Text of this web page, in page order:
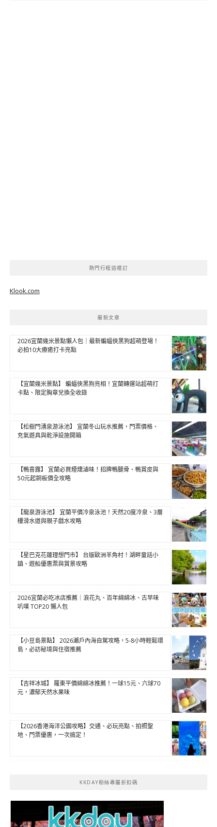
熱門行程這裡訂
Klook.com
最新文章
2026宜蘭幾米景點懶人包｜最新蝙蝠俠黑狗超萌登場！
必拍10大療癒打卡亮點
【宜蘭幾米景點】 蝙蝠俠黑狗亮相！宜蘭轉運站超萌打
卡點、限定胸章兌換全收錄
【松樹門湧泉游泳池】 宜蘭冬山玩水推薦，門票價格、
充氣遊具與乾淨設施開箱
【鴨喜露】 宜蘭必買煙燻滷味！招牌鴨腿骨、鴨賞皮與
50元起銅板價全攻略
【龍泉游泳池】 宜蘭平價冷泉泳池！天然20度冷泉、3層
樓滑水道與親子戲水攻略
【星巴克花蓮理想門市】 台版歐洲羊角村！湖畔童話小
鎮、遊船優惠票與賞景攻略
2026宜蘭必吃冰店推薦｜浪花丸、百年綿綿冰、古早味
叭噗 TOP20 懶人包
【小豆島景點】 2026瀨戶內海自駕攻略，5-8小時輕鬆環
島，必訪秘境與住宿推薦
【吉祥冰城】 羅東平價綿綿冰推薦！一球15元、六球70
元，濃郁天然水果味
【2026香港海洋公園攻略】交通、必玩亮點、拍照聖
地、門票優惠，一次搞定！
KKDAY粉絲專屬折扣碼